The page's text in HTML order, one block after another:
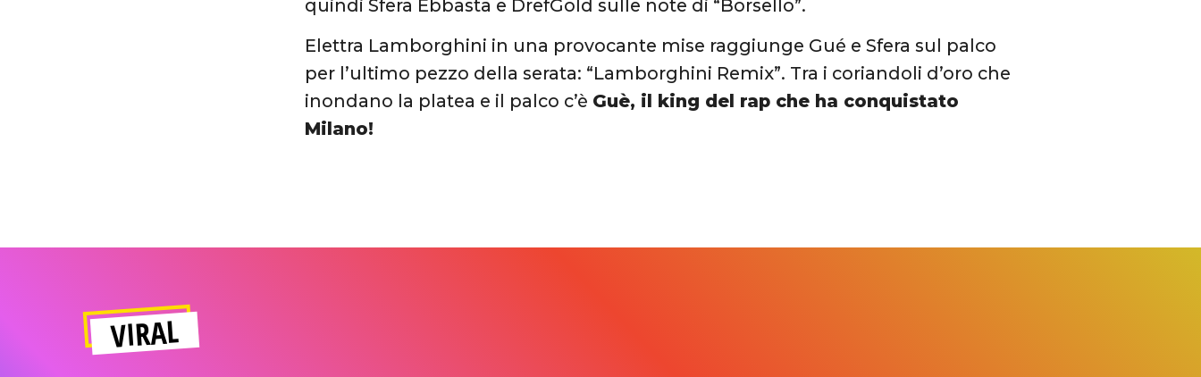
quindi Sfera Ebbasta e DrefGold sulle note di “Borsello”.
Elettra Lamborghini in una provocante mise raggiunge Gué e Sfera sul palco
per l’ultimo pezzo della serata: “Lamborghini Remix”. Tra i coriandoli d’oro che
inondano la platea e il palco c’è Guè, il king del rap che ha conquistato
Milano!
VIRAL